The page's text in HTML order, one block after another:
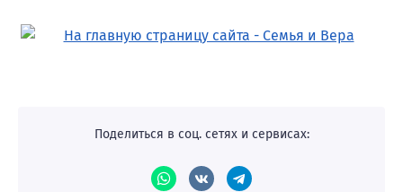
Поделиться в соц. сетях и сервисах: